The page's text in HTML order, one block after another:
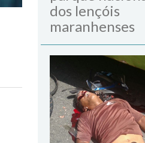
dos lençóis
maranhenses